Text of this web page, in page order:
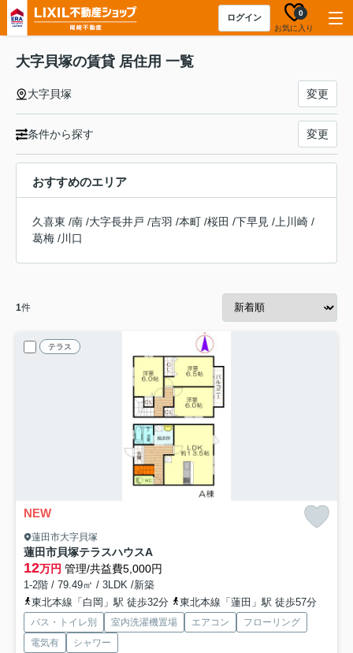
ログイン
お気に入り
0
大字貝塚の賃貸 居住用 一覧
大字貝塚 変更
条件から探す 変更
おすすめのエリア
久喜東 /南 /大字長井戸 /吉羽 /本町 /桜田 /下早見 / 上川崎 /
葛梅 /川口
1件
テラス
NEW
蓮田市大字貝塚
蓮田市貝塚テラスハウスA
12万円 管理/共益費5,000円
1-2階 / 79.49㎡ / 3LDK /新築
東北本線「白岡」駅 徒歩32分
東北本線「蓮田」駅 徒歩57分
バス・トイレ別 室内洗濯機置場 エアコン
フローリング
電気有
シャワー